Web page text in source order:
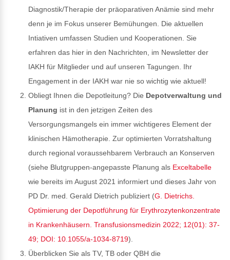
Diagnostik/Therapie der präoparativen Anämie sind mehr
denn je im Fokus unserer Bemühungen. Die aktuellen
Intiativen umfassen Studien und Kooperationen. Sie
erfahren das hier in den Nachrichten, im Newsletter der
IAKH für Mitglieder und auf unseren Tagungen. Ihr
Engagement in der IAKH war nie so wichtig wie aktuell!
Obliegt Ihnen die Depotleitung? Die Depotverwaltung und
Planung ist in den jetzigen Zeiten des
Versorgungsmangels ein immer wichtigeres Element der
klinischen Hämotherapie. Zur optimierten Vorratshaltung
durch regional voraussehbarem Verbrauch an Konserven
(siehe Blutgruppen-angepasste Planung als Exceltabelle
wie bereits im August 2021 informiert und dieses Jahr von
PD Dr. med. Gerald Dietrich publiziert (G. Dietrichs.
Optimierung der Depotführung für Erythrozytenkonzentrate
in Krankenhäusern. Transfusionsmedizin 2022; 12(01): 37-
49; DOI: 10.1055/a-1034-8719).
Überblicken Sie als TV, TB oder QBH die